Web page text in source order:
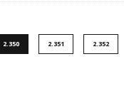
2.350 2.351 2.352